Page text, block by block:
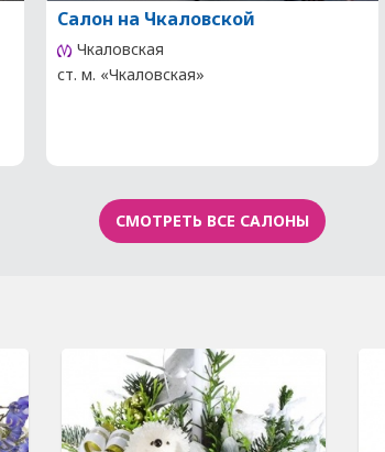
Салон на Чкаловской
Чкаловская
ст. м. «Чкаловская»
СМОТРЕТЬ ВСЕ САЛОНЫ